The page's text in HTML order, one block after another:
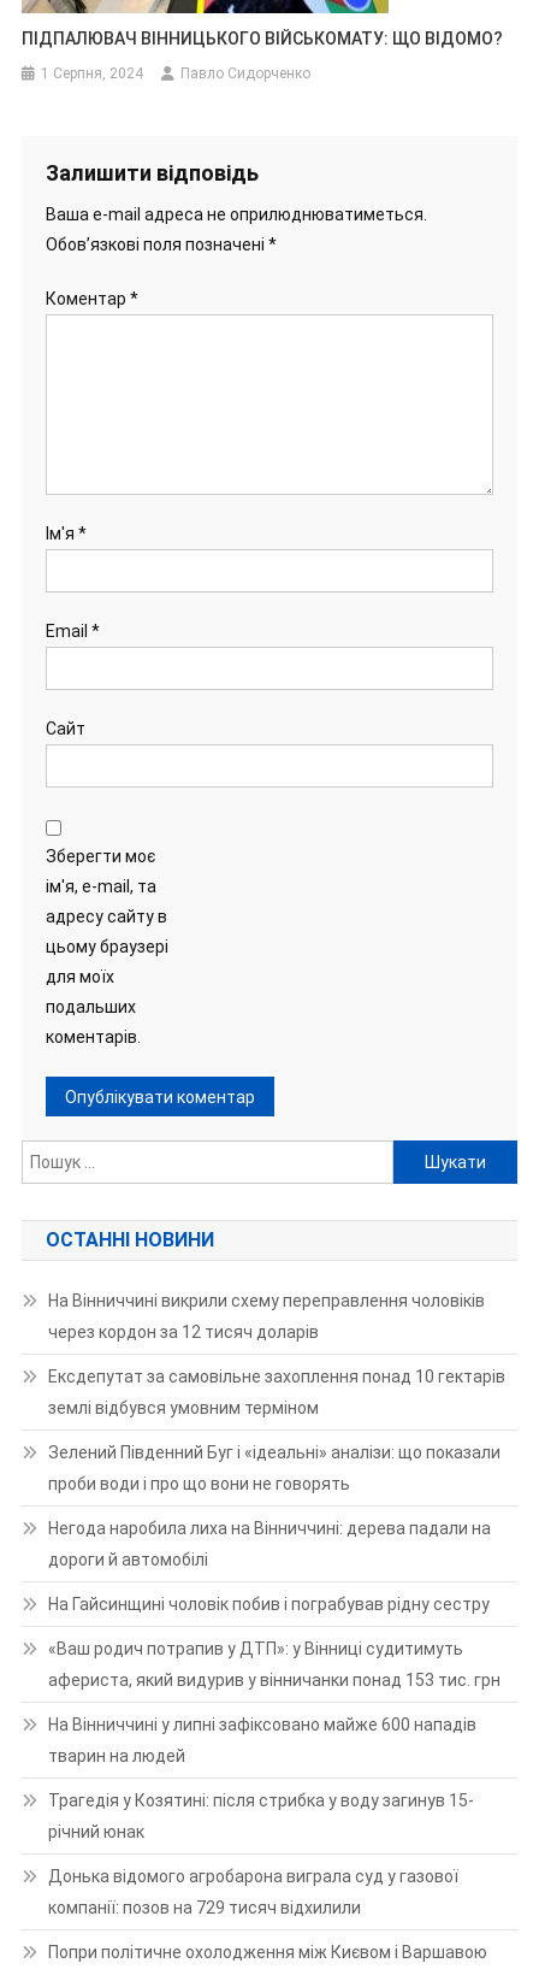
ПІДПАЛЮВАЧ ВІННИЦЬКОГО ВІЙСЬКОМАТУ: ЩО ВІДОМО?
1 Серпня, 2024 Павло Сидорченко
Залишити відповідь
Ваша e-mail адреса не оприлюднюватиметься.
Обов’язкові поля позначені *
Коментар *
Ім'я *
Email *
Сайт
Зберегти моє
ім'я, e-mail, та
адресу сайту в
цьому браузері
для моїх
подальших
коментарів.
Пошук:
ОСТАННІ НОВИНИ
На Вінниччині викрили схему переправлення чоловіків
через кордон за 12 тисяч доларів
Ексдепутат за самовільне захоплення понад 10 гектарів
землі відбувся умовним терміном
Зелений Південний Буг і «ідеальні» аналізи: що показали
проби води і про що вони не говорять
Негода наробила лиха на Вінниччині: дерева падали на
дороги й автомобілі
На Гайсинщині чоловік побив і пограбував рідну сестру
«Ваш родич потрапив у ДТП»: у Вінниці судитимуть
афериста, який видурив у вінничанки понад 153 тис. грн
На Вінниччині у липні зафіксовано майже 600 нападів
тварин на людей
Трагедія у Козятині: після стрибка у воду загинув 15-
річний юнак
Донька відомого агробарона виграла суд у газової
компанії: позов на 729 тисяч відхилили
Попри політичне охолодження між Києвом і Варшавою